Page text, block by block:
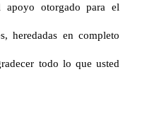
otorgado para el
heredadas en completo
todo lo que usted